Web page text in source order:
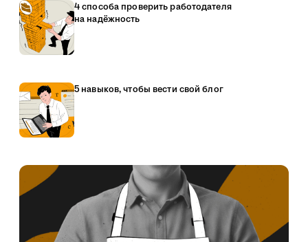
4 способа проверить работодателя
на надёжность
5 навыков, чтобы вести свой блог